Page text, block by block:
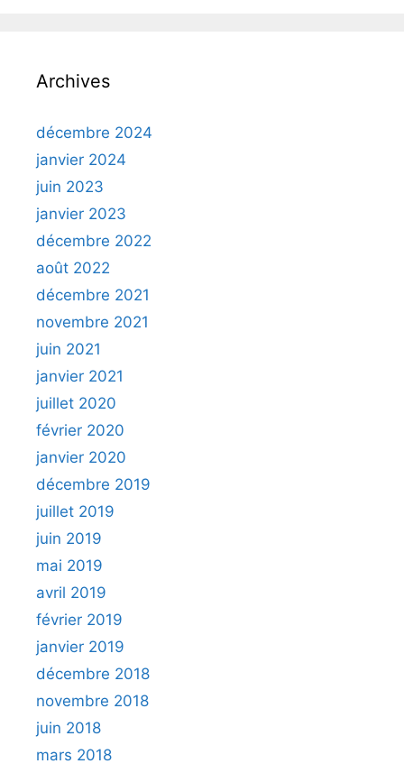
Archives
décembre 2024
janvier 2024
juin 2023
janvier 2023
décembre 2022
août 2022
décembre 2021
novembre 2021
juin 2021
janvier 2021
juillet 2020
février 2020
janvier 2020
décembre 2019
juillet 2019
juin 2019
mai 2019
avril 2019
février 2019
janvier 2019
décembre 2018
novembre 2018
juin 2018
mars 2018